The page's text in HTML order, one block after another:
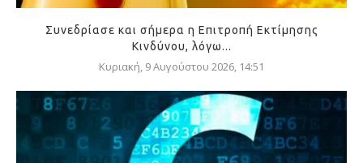
Συνεδρίασε και σήμερα η Επιτροπή Εκτίμησης
Κινδύνου, λόγω...
Κυριακή, 9 Αυγούστου 2026, 14:51